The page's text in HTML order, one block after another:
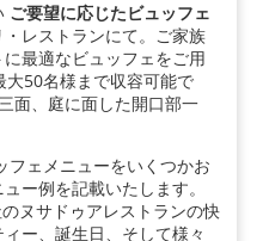
ご要望に応じたビュッフェ
レストランにて。ご家族
最適なビュッフェをご用
50名様まで収容可能で
面、庭に面した開口部一
フェメニューをいくつかお
ー例を記載いたします。
ヌサドゥアレストランの快
ー、誕生日、そして様々